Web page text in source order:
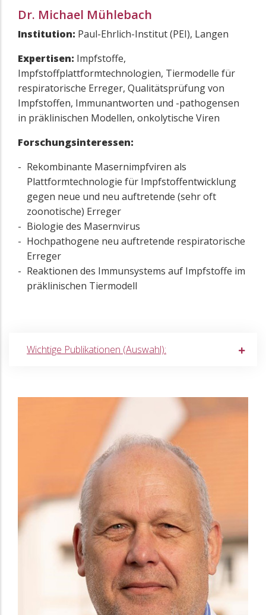
Dr. Michael Mühlebach
Institution: Paul-Ehrlich-Institut (PEI), Langen
Expertisen: Impfstoffe,
Impfstoffplattformtechnologien, Tiermodelle für
respiratorische Erreger, Qualitätsprüfung von
Impfstoffen, Immunantworten und -pathogensen
in präklinischen Modellen, onkolytische Viren
Forschungsinteressen:
Rekombinante Masernimpfviren als
Plattformtechnologie für Impfstoffentwicklung
gegen neue und neu auftretende (sehr oft
zoonotische) Erreger
Biologie des Masernvirus
Hochpathogene neu auftretende respiratorische
Erreger
Reaktionen des Immunsystems auf Impfstoffe im
präklinischen Tiermodell
Wichtige Publikationen (Auswahl):